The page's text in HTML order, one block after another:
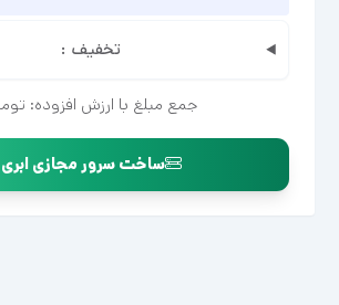
تخفیف :
جمع مبلغ با ارزش افزوده:
ساخت سرور مجازی ابری